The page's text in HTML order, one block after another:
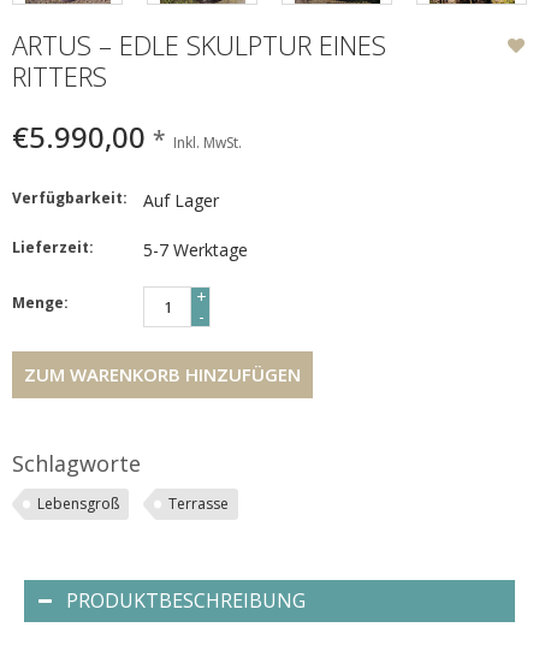
ARTUS – EDLE SKULPTUR EINES
RITTERS
€5.990,00 * Inkl. MwSt.
Verfügbarkeit: Auf Lager
Lieferzeit: 5-7 Werktage
Menge:
+
-
ZUM WARENKORB HINZUFÜGEN
Schlagworte
Lebensgroß Terrasse
PRODUKTBESCHREIBUNG